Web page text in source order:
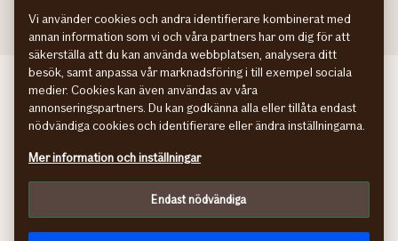
If Skadeforsikring NO
If Skadeforsikring DK
If Vahinkovakuutus FI
Information om tillgänglighet
Cookies
Kundomdömen
Anpassa webbplatsen
Vi använder cookies och andra identifierare kombinerat med
annan information som vi och våra partners har om dig för att
säkerställa att du kan använda webbplatsen, analysera ditt
besök, samt anpassa vår marknadsföring i till exempel sociala
medier. Cookies kan även användas av våra
annonseringspartners. Du kan godkänna alla eller tillåta endast
nödvändiga cookies och identifierare eller ändra inställningarna.
Mer information och inställningar
Endast nödvändiga